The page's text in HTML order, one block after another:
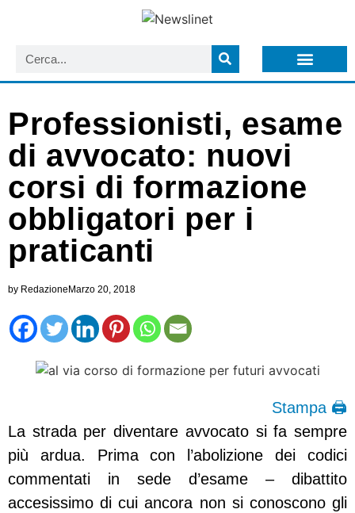
Professionisti, esame
di avvocato: nuovi
corsi di formazione
obbligatori per i
praticanti
by RedazioneMarzo 20, 2018
Stampa 🖨
La strada per diventare avvocato si fa sempre
più ardua. Prima con l’abolizione dei codici
commentati in sede d’esame – dibattito
accesissimo di cui ancora non si conoscono gli